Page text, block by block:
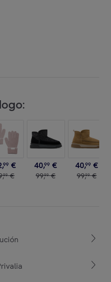
,99 €
,99 €
40,99 €
99,99 €
40,99 €
99,99 €